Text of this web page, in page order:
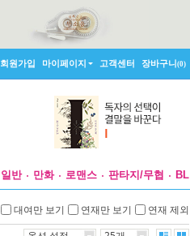
회원가입 마이페이지 고객센터 장바구니(0)
일반 만화 로맨스 판타지/무협 BL
대여만 보기 연재만 보기 연재 제외